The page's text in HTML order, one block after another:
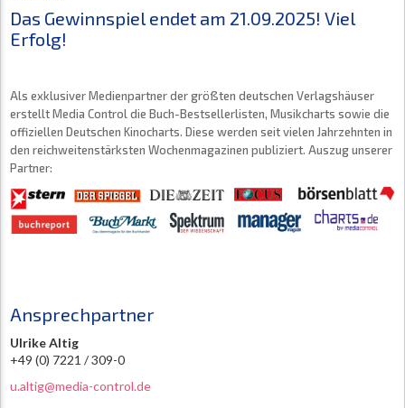
Das Gewinnspiel endet am 21.09.2025! Viel
Erfolg!
Als exklusiver Medienpartner der größten deutschen Verlagshäuser
erstellt Media Control die Buch-Bestsellerlisten, Musikcharts sowie die
offiziellen Deutschen Kinocharts. Diese werden seit vielen Jahrzehnten in
den reichweitenstärksten Wochenmagazinen publiziert. Auszug unserer
Partner:
Ansprechpartner
Ulrike Altig
+49 (0) 7221 / 309-0
u.altig@media-control.de